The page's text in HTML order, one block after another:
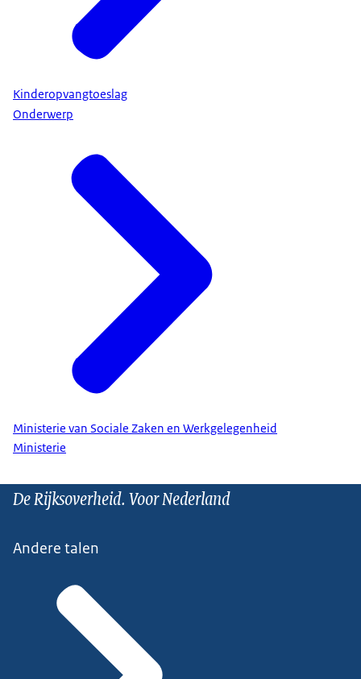
Kinderopvangtoeslag
Onderwerp
Ministerie van Sociale Zaken en Werkgelegenheid
Ministerie
De Rijksoverheid. Voor Nederland
Andere talen